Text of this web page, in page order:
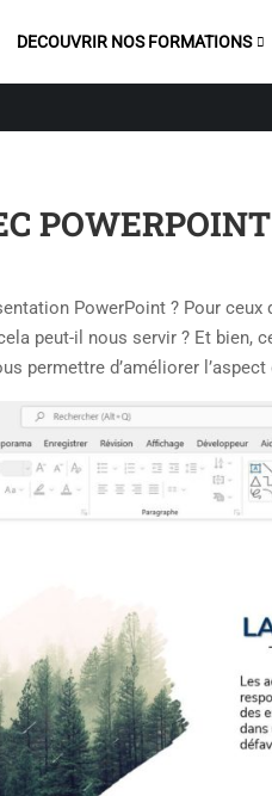
DECOUVRIR NOS FORMATIONS
POWERPOINT
PowerPoint ? Pour ceux
peut-il nous servir ? Et bien,
permettre d’améliorer